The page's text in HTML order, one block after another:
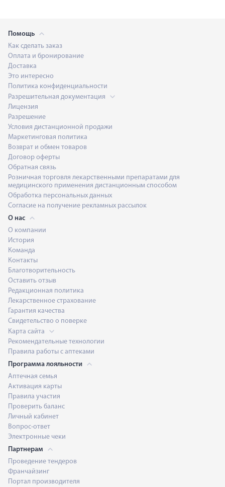
Помощь
Как сделать заказ
Оплата и бронирование
Доставка
Это интересно
Политика конфиденциальности
Разрешительная документация
Лицензия
Разрешение
Условия дистанционной продажи
Маркетинговая политика
Возврат и обмен товаров
Договор оферты
Обратная связь
Розничная торговля лекарственными препаратами для
медицинского применения дистанционным способом
Обработка персональных данных
Согласие на получение рекламных рассылок
О нас
О компании
История
Команда
Контакты
Благотворительность
Оставить отзыв
Редакционная политика
Лекарственное страхование
Гарантия качества
Свидетельство о поверке
Карта сайта
Рекомендательные технологии
Правила работы с аптеками
Программа лояльности
Аптечная семья
Активация карты
Правила участия
Проверить баланс
Личный кабинет
Вопрос-ответ
Электронные чеки
Партнерам
Проведение тендеров
Франчайзинг
Портал производителя